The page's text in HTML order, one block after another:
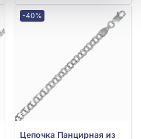
-40%
Цепочка Панцирная из